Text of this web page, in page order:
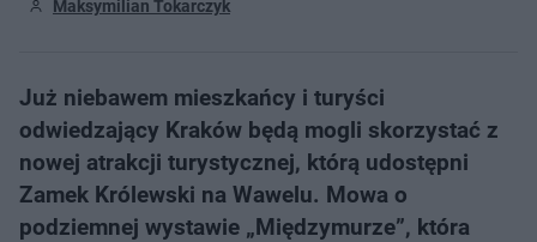
Maksymilian Tokarczyk
Już niebawem mieszkańcy i turyści
odwiedzający Kraków będą mogli skorzystać z
nowej atrakcji turystycznej, którą udostępni
Zamek Królewski na Wawelu. Mowa o
podziemnej wystawie „Międzymurze”, która